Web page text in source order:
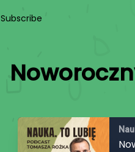
Subscribe